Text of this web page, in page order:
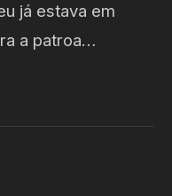
já estava em
a patroa…